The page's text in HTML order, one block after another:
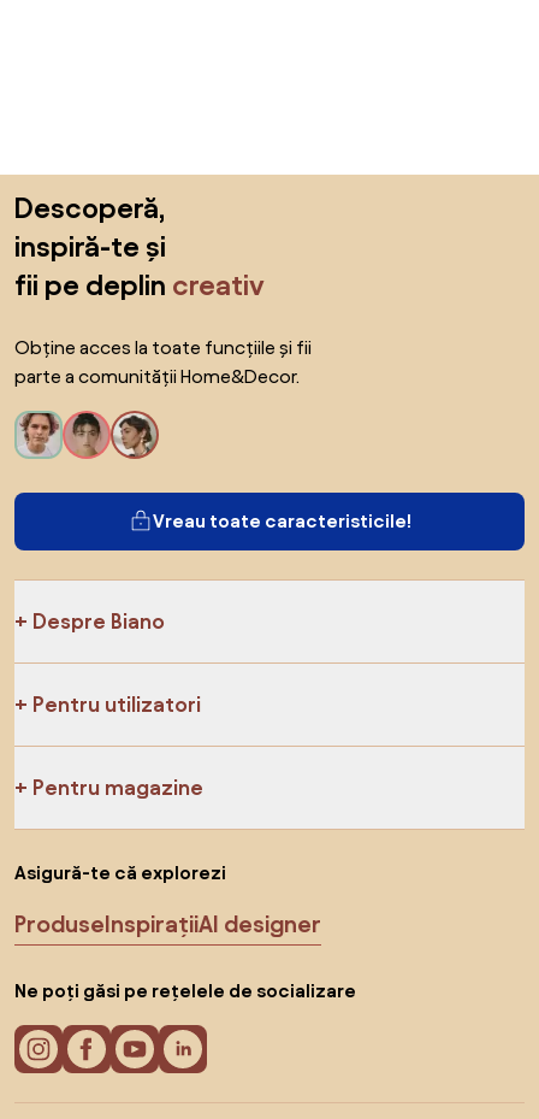
Descoperă,
inspiră-te și
fii pe deplin creativ
Obține acces la toate funcțiile și fii
parte a comunității Home&Decor.
Vreau toate caracteristicile!
Despre Biano
Pentru utilizatori
Pentru magazine
Asigură-te că explorezi
ProduseInspirațiiAI designer
Ne poți găsi pe rețelele de socializare